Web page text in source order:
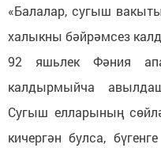
«Балалар, сугыш
халыкны бәйрәмсез
92 яшьлек Фәния
калдырмыйча
Сугыш елларының
кичергән булса,